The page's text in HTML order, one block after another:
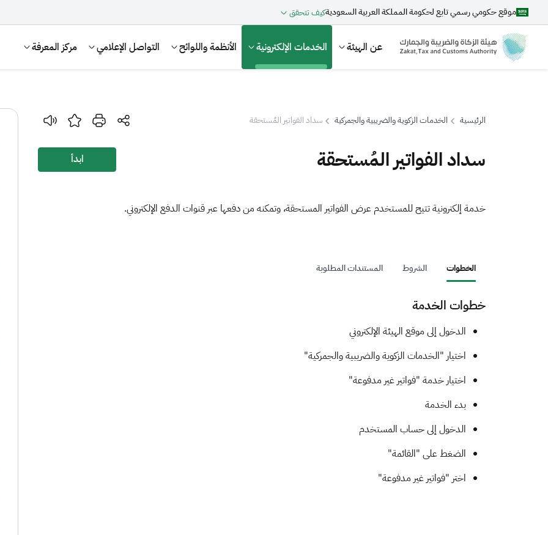
موقع حكومي رسمي تابع لحكومة المملكة العربية السعوديةكيف تتحقق
عن الهيئة الخدمات الإلكترونية الأنظمة واللوائح التواصل الإعلامي مركز المعرفة
اقتراحات
الرئيسية الخدمات الزكوية والضريبية والجمركية سداد الفواتير المُستحقة
سداد الفواتير المُستحقة ابدأ
خدمة إلكترونية تتيح للمستخدم عرض الفواتير المستحقة، وتمكنه من دفعها عبر قنوات الدفع الإلكتروني.
الخطوات الشروط المستندات المطلوبة
خطوات الخدمة
​​​​​​​​​​​الدخول إلى موقع الهيئة الإلكتروني
اختيار "الخدمات الزكوية والضريبية والجمركية"
اختيار خدمة "فواتير غير مدفوعة"
بدء الخدمة
الدخول إلى حساب​ المستخدم
الضغط على "القائمة"
اختر "فواتير غير مدفوعة"